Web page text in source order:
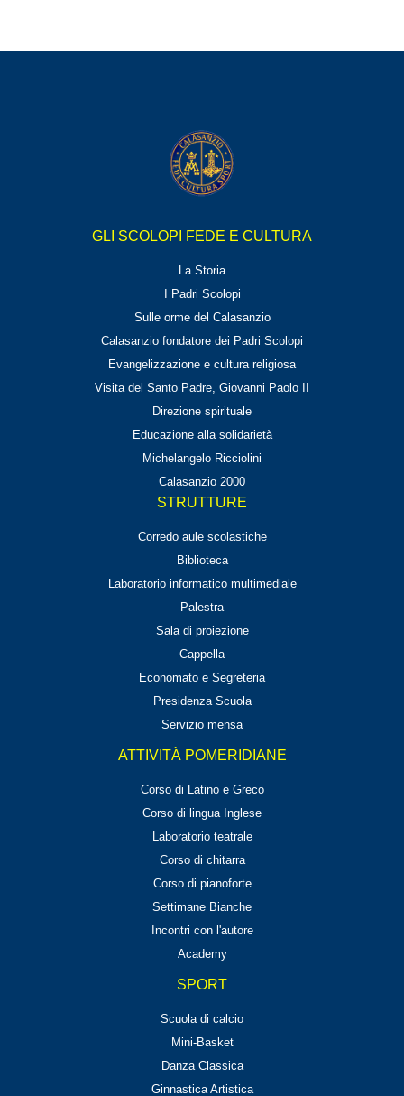
GLI SCOLOPI FEDE E CULTURA
La Storia
I Padri Scolopi
Sulle orme del Calasanzio
Calasanzio fondatore dei Padri Scolopi
Evangelizzazione e cultura religiosa
Visita del Santo Padre, Giovanni Paolo II
Direzione spirituale
Educazione alla solidarietà
Michelangelo Ricciolini
Calasanzio 2000
STRUTTURE
Corredo aule scolastiche
Biblioteca
Laboratorio informatico multimediale
Palestra
Sala di proiezione
Cappella
Economato e Segreteria
Presidenza Scuola
Servizio mensa
ATTIVITÀ POMERIDIANE
Corso di Latino e Greco
Corso di lingua Inglese
Laboratorio teatrale
Corso di chitarra
Corso di pianoforte
Settimane Bianche
Incontri con l'autore
Academy
SPORT
Scuola di calcio
Mini-Basket
Danza Classica
Ginnastica Artistica